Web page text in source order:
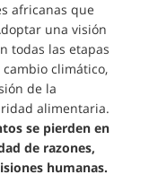
africanas que
una visión
todas las etapas
climático,
de la
alimentaria.
se pierden en
de razones,
humanas.